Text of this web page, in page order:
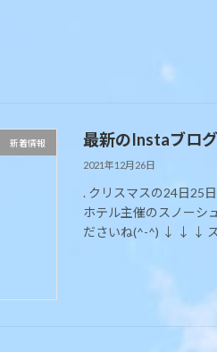
新着情報 最新のInstaブロ
2021年12月26日
. クリスマスの24日25
ホテル主催のスノーシ
ださいね(^-^) ↓ ↓ ↓